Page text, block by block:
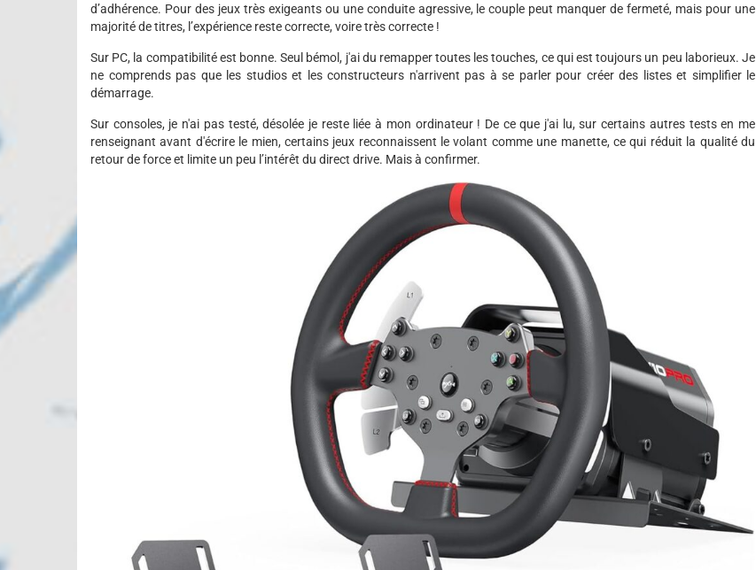
d’adhérence. Pour des jeux très exigeants ou une conduite agressive, le couple peut manquer de fermeté, mais pour une
majorité de titres, l’expérience reste correcte, voire très correcte !
Sur PC, la compatibilité est bonne. Seul bémol, j'ai du remapper toutes les touches, ce qui est toujours un peu laborieux. Je
ne comprends pas que les studios et les constructeurs n'arrivent pas à se parler pour créer des listes et simplifier le
démarrage.
Sur consoles, je n'ai pas testé, désolée je reste liée à mon ordinateur ! De ce que j'ai lu, sur certains autres tests en me
renseignant avant d'écrire le mien, certains jeux reconnaissent le volant comme une manette, ce qui réduit la qualité du
retour de force et limite un peu l’intérêt du direct drive. Mais à confirmer.